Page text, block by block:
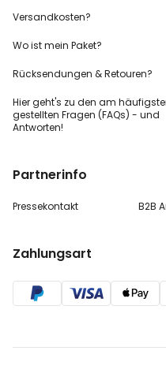
Versandkosten?
Wo ist mein Paket?
Rücksendungen & Retouren?
Hier geht's zu den am
gestellten Fragen (FAQs) - und
Antworten!
Partnerinfo
Pressekontakt B2B
Zahlungsart